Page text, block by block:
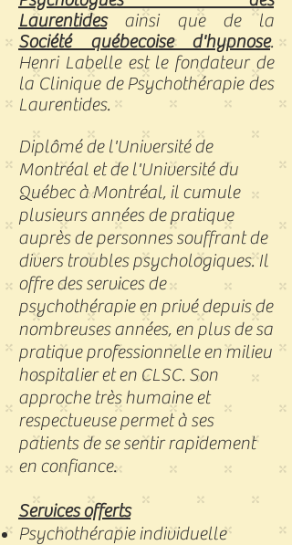
Laurentidesainsi que de la
Société québecoise d'hypnose.
Henri Labelle est le fondateur de
la Clinique de Psychothérapie des
Laurentides.
Diplômé de l'Université de
Montréal et de l'Université du
Québec à Montréal, il cumule
plusieurs années de pratique
auprès de personnes souffrant de
divers troubles psychologiques. Il
offre des services de
psychothérapie en privé depuis de
nombreuses années, en plus de sa
pratique professionnelle en milieu
hospitalier et en CLSC. Son
approche très humaine et
respectueuse permet à ses
patients de se sentir rapidement
en confiance.
Services offerts
Psychothérapie individuelle